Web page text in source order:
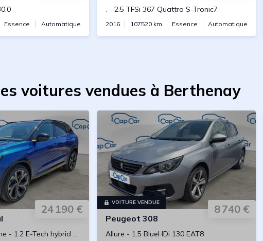
Essence Automatique
. - 2.5 TFSi 367 Quattro S-Tronic7
2016 107520km Essence Automatique
voitures vendues à Berthenay
24 190 €
- 1.2 E-Tech hybrid 200 Xtronic
VOITURE VENDUE
8 740 €
Peugeot 308
Allure - 1.5 BlueHDi 130 EAT8